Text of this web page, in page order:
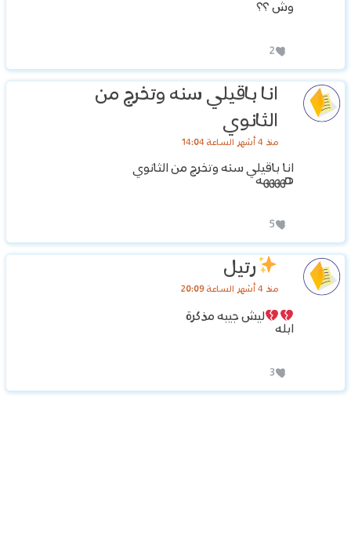
وش ؟؟
2
انا باقيلي سنه وتخرج من
الثانوي
منذ 4 أشهر الساعة 14:04
انا باقيلي سنه وتخرج من الثانوي
هههههه
5
رتيل
منذ 4 أشهر الساعة 20:09
ليش جيبه مذكرة
ابله
3